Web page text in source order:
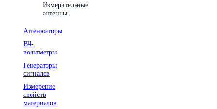
Измерительные
антенны
Аттенюаторы
ВЧ-
вольтметры
Генераторы
сигналов
Измерение
свойств
материалов